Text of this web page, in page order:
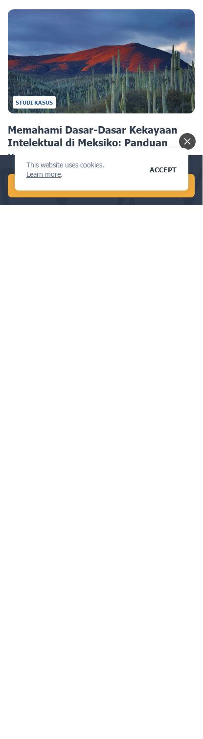
This website uses cookies.
Learn more.
ACCEPT
STUDI KASUS
Memahami Dasar-Dasar Kekayaan
Intelektual di Meksiko: Panduan
untuk Bisnis
Conduct a global AI search in 1 min!